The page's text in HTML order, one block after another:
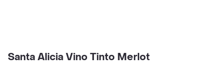
Santa Alicia Vino Tinto Merlot